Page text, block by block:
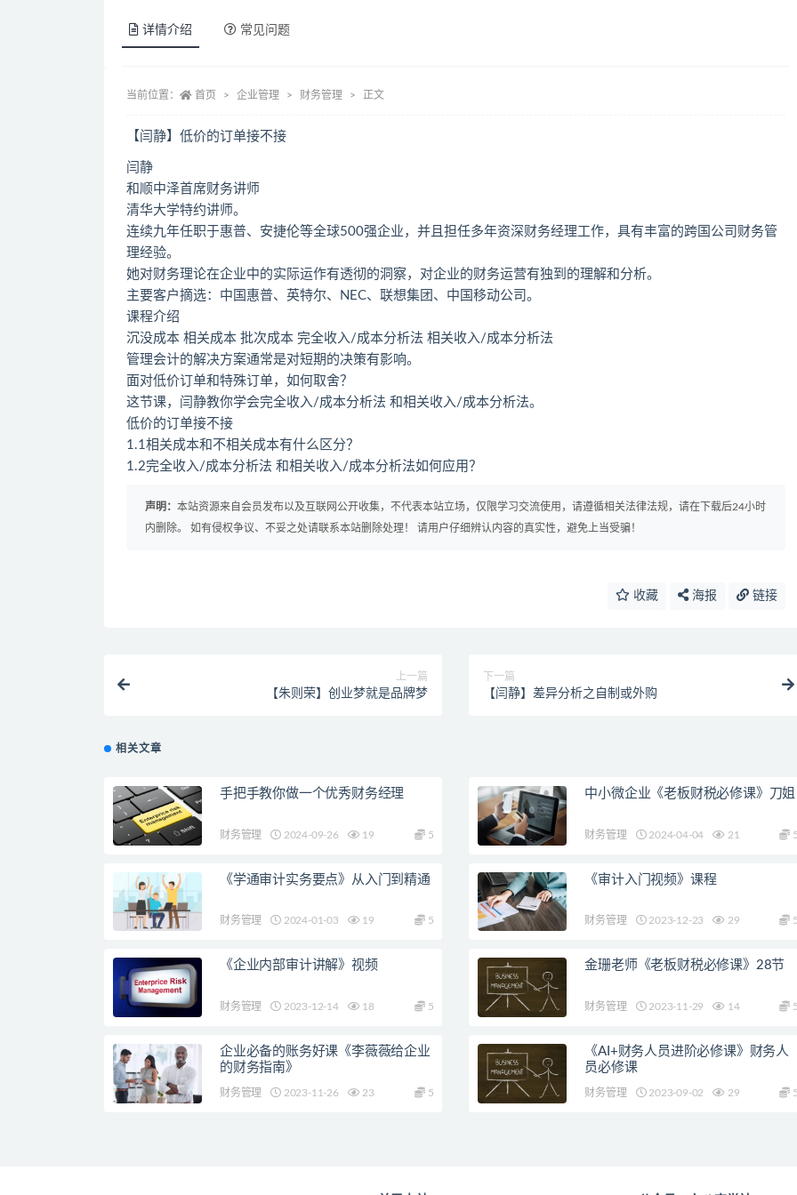
详情介绍 常见问题
当前位置： 首页 企业管理 财务管理 正文
【闫静】低价的订单接不接
闫静
和顺中泽首席财务讲师
清华大学特约讲师。
连续九年任职于惠普、安捷伦等全球500强企业，并且担任多年资深财务经理工作，具有丰富的跨国公司财务管
理经验。
她对财务理论在企业中的实际运作有透彻的洞察，对企业的财务运营有独到的理解和分析。
主要客户摘选：中国惠普、英特尔、NEC、联想集团、中国移动公司。
课程介绍
沉没成本 相关成本 批次成本 完全收入/成本分析法 相关收入/成本分析法
管理会计的解决方案通常是对短期的决策有影响。
面对低价订单和特殊订单，如何取舍？
这节课，闫静教你学会完全收入/成本分析法 和相关收入/成本分析法。
低价的订单接不接
1.1相关成本和不相关成本有什么区分？
1.2完全收入/成本分析法 和相关收入/成本分析法如何应用？
声明： 本站资源来自会员发布以及互联网公开收集，不代表本站立场，仅限学习交流使用，请遵循相关法律法规，请在下载后24小时
内删除。 如有侵权争议、不妥之处请联系本站删除处理！ 请用户仔细辨认内容的真实性，避免上当受骗！
收藏 海报 链接
上一篇
【朱则荣】创业梦就是品牌梦
下一篇
【闫静】差异分析之自制或外购
相关文章
手把手教你做一个优秀财务经理
财务管理 2024-09-26 19 5
中小微企业《老板财税必修课》刀姐
财务管理 2024-04-04 21
《学通审计实务要点》从入门到精通
财务管理 2024-01-03 19 5
《审计入门视频》课程
财务管理 2023-12-23 29
《企业内部审计讲解》视频
财务管理 2023-12-14 18 5
金珊老师《老板财税必修课》28节
财务管理 2023-11-29 14
企业必备的账务好课《李薇薇给企业
的财务指南》
财务管理 2023-11-26 23 5
《AI+财务人员进阶必修课》财务人
员必修课
财务管理 2023-09-02 29